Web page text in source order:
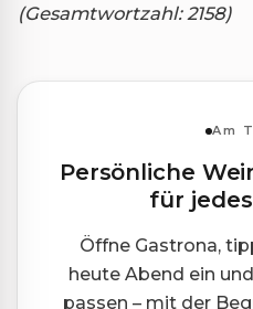
(Gesamtwortzahl: 2158)
Am
Persönliche
für
Öffne Gastrona,
heute Abend ein
passen – mit der